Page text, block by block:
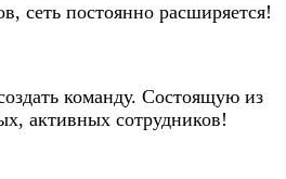
сеть постоянно расширяется!
команду. Состоящую из
активных сотрудников!